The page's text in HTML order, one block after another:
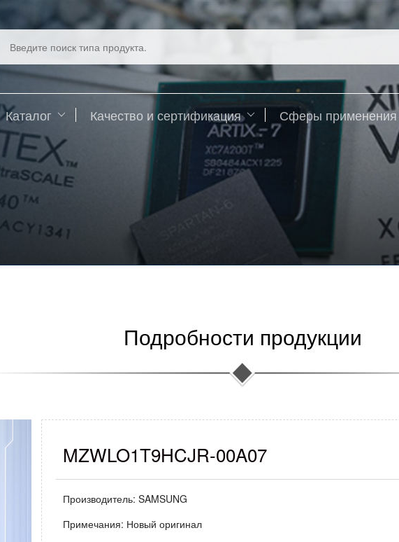
Каталог Качество и сертификация Сферы применения
Подробности продукции
MZWLO1T9HCJR-00A07
Производитель: SAMSUNG
Примечания: Новый оригинал